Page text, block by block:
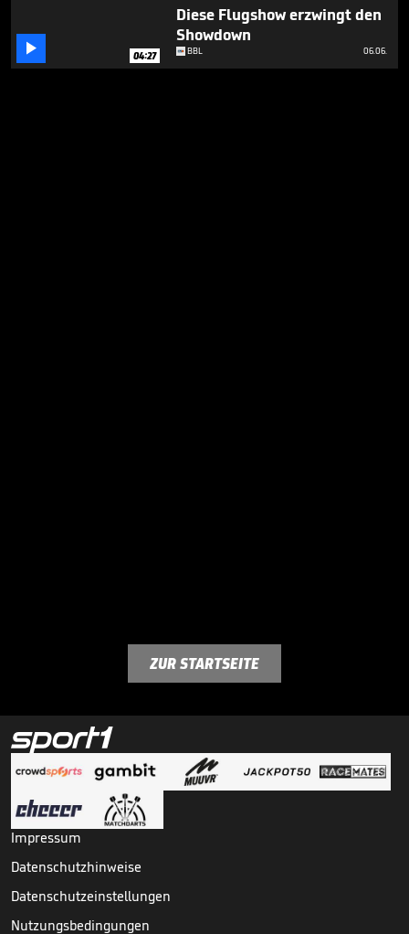
 04:27
Diese Flugshow erzwingt den
Showdown
BBL 06.06.
ZUR STARTSEITE
Impressum
Datenschutzhinweise
Datenschutzeinstellungen
Nutzungsbedingungen